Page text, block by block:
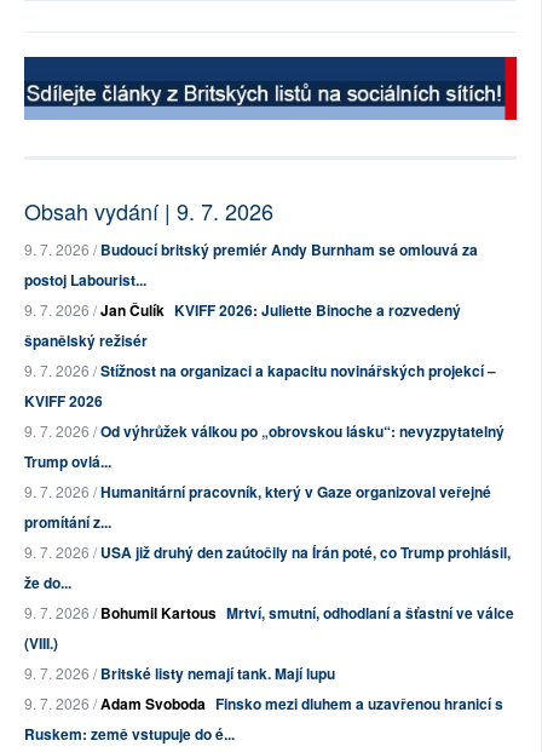
Obsah vydání | 9. 7. 2026
9. 7. 2026 /Budoucí britský premiér Andy Burnham se omlouvá za
postoj Labourist...
9. 7. 2026 /Jan Čulík KVIFF 2026: Juliette Binoche a rozvedený
španělský režisér
9. 7. 2026 /Stížnost na organizaci a kapacitu novinářských projekcí –
KVIFF 2026
9. 7. 2026 /Od výhrůžek válkou po „obrovskou lásku“: nevyzpytatelný
Trump ovlá...
9. 7. 2026 /Humanitární pracovník, který v Gaze organizoval veřejné
promítání z...
9. 7. 2026 /USA již druhý den zaútočily na Írán poté, co Trump prohlásil,
že do...
9. 7. 2026 /Bohumil Kartous Mrtví, smutní, odhodlaní a šťastní ve válce
(VIII.)
9. 7. 2026 /Britské listy nemají tank. Mají lupu
9. 7. 2026 /Adam Svoboda Finsko mezi dluhem a uzavřenou hranicí s
Ruskem: země vstupuje do é...